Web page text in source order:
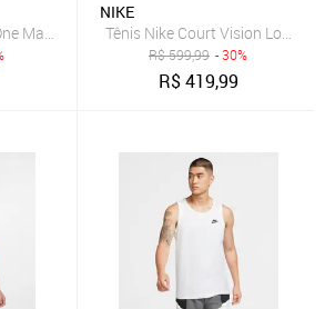
Masculino
NIKE
Tênis Nike Court Vision Low
R$599,99 - 30%
R$419,99